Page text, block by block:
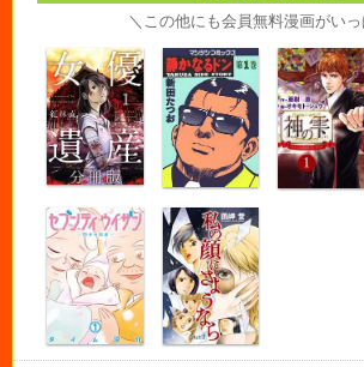
＼この他にも会員無料漫画がいっ